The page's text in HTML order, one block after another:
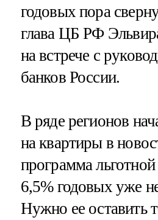
годовых пора
глава ЦБ РФ
на встрече с
банков России.
В ряде регионов
на квартиры в
программа
6,5% годовых уже
Нужно ее оставить